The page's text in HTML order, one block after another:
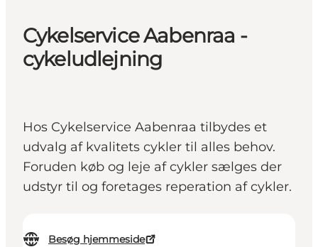
Cykelservice Aabenraa -
cykeludlejning
Hos Cykelservice Aabenraa tilbydes et
udvalg af kvalitets cykler til alles behov.
Foruden køb og leje af cykler sælges der
udstyr til og foretages reperation af cykler.
Besøg hjemmeside